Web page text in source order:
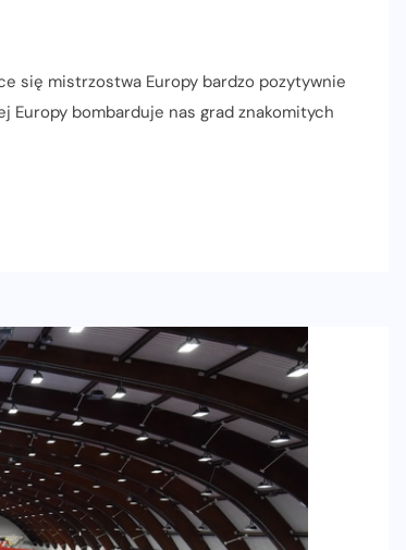
się mistrzostwa Europy bardzo pozytywnie
Europy bombarduje nas grad znakomitych